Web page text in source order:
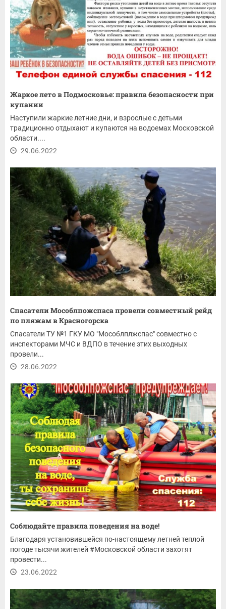
Жаркое лето в Подмосковье: правила безопасности при
купании
Наступили жаркие летние дни, и взрослые с детьми
традиционно отдыхают и купаются на водоемах Московской
области....
29.06.2022
Спасатели Мособлпожспаса провели совместный рейд
по пляжам в Красногорска
Спасатели ТУ №1 ГКУ МО "Мособлплжспас" совместно с
инспекторами МЧС и ВДПО в течение этих выходных
провели...
28.06.2022
Соблюдайте правила поведения на воде!
Благодаря установившейся по-настоящему летней теплой
погоде тысячи жителей #Московской области захотят
провести...
23.06.2022